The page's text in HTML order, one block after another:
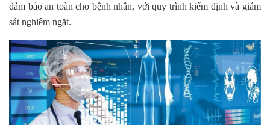
đảm bảo an toàn cho bệnh nhân, với quy trình kiểm định và giám
sát nghiêm ngặt.